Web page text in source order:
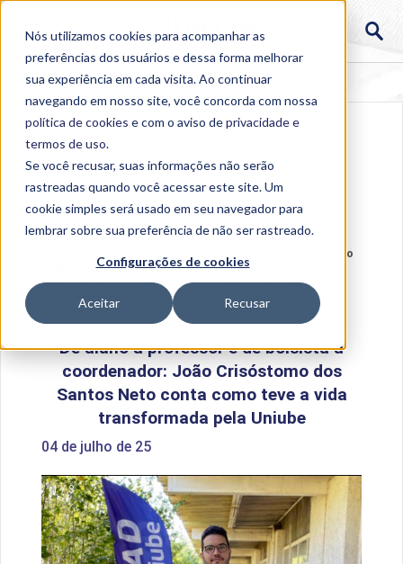
Nós utilizamos cookies para acompanhar as
preferências dos usuários e dessa forma melhorar
sua experiência em cada visita. Ao continuar
navegando em nosso site, você concorda com nossa
política de cookies e com o aviso deprivacidade e
termos de uso.
Se você recusar, suas informações não serão
rastreadas quando você acessar este site. Um
cookie simples será usado em seu navegador para
lembrar sobre sua preferência de não ser rastreado.
Configurações de cookies
Aceitar Recusar
De aluno
a professor e de bolsista a coordenador: João
Crisóstomo dos Santos Neto conta como teve a vida
transformada pela Uniube
De aluno a professor e de bolsista a
coordenador: João Crisóstomo dos
Santos Neto conta como teve a vida
transformada pela Uniube
04 de julho de 25
1 / 3